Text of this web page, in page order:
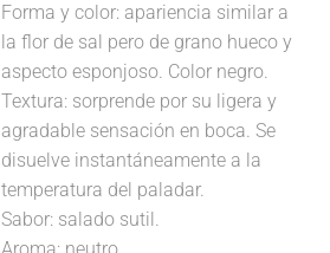
Forma y color: apariencia similar a
la flor de sal pero de grano hueco y
aspecto esponjoso. Color negro.
Textura: sorprende por su ligera y
agradable sensación en boca. Se
disuelve instantáneamente a la
temperatura del paladar.
Sabor: salado sutil.